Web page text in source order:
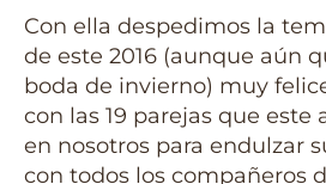
Con ella despedimos la
de este 2016 (aunque aún
boda de invierno) muy
con las 19 parejas que este
en nosotros para endulzar
con todos los compañeros